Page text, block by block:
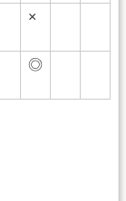
×
◎